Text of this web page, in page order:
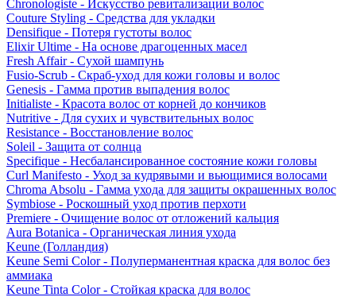
Chronologiste - Искусство ревитализации волос
Couture Styling - Средства для укладки
Densifique - Потеря густоты волос
Elixir Ultime - На основе драгоценных масел
Fresh Affair - Сухой шампунь
Fusio-Scrub - Скраб-уход для кожи головы и волос
Genesis - Гамма против выпадения волос
Initialiste - Красота волос от корней до кончиков
Nutritive - Для сухих и чувствительных волос
Resistance - Восстановление волос
Soleil - Защита от солнца
Specifique - Несбалансированное состояние кожи головы
Curl Manifesto - Уход за кудрявыми и вьющимися волосами
Chroma Absolu - Гамма ухода для защиты окрашенных волос
Symbiose - Роскошный уход против перхоти
Premiere - Очищение волос от отложений кальция
Aura Botanica - Органическая линия ухода
Keune (Голландия)
Keune Semi Color - Полуперманентная краска для волос без
аммиака
Keune Tinta Color - Стойкая краска для волос